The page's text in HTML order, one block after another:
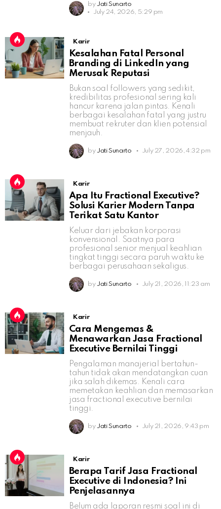
by Jati Sunarto
July 24, 2026, 5:29 pm
Karir
Kesalahan Fatal Personal
Branding di LinkedIn yang
Merusak Reputasi
Bukan soal followers yang sedikit,
kredibilitas profesional sering kali
hancur karena jalan pintas. Kenali
berbagai kesalahan fatal yang justru
membuat rekruter dan klien potensial
menjauh.
by Jati Sunarto July 27, 2026, 4:32 pm
Karir
Apa Itu Fractional Executive?
Solusi Karier Modern Tanpa
Terikat Satu Kantor
Keluar dari jebakan korporasi
konvensional. Saatnya para
profesional senior menjual keahlian
tingkat tinggi secara paruh waktu ke
berbagai perusahaan sekaligus.
by Jati Sunarto July 21, 2026, 11:23 am
Karir
Cara Mengemas &
Menawarkan Jasa Fractional
Executive Bernilai Tinggi
Pengalaman manajerial bertahun-
tahun tidak akan mendatangkan cuan
jika salah dikemas. Kenali cara
memetakan keahlian dan memasarkan
jasa fractional executive bernilai
tinggi.
by Jati Sunarto July 21, 2026, 9:43 pm
Karir
Berapa Tarif Jasa Fractional
Executive di Indonesia? Ini
Penjelasannya
Belum ada laporan resmi soal ini di